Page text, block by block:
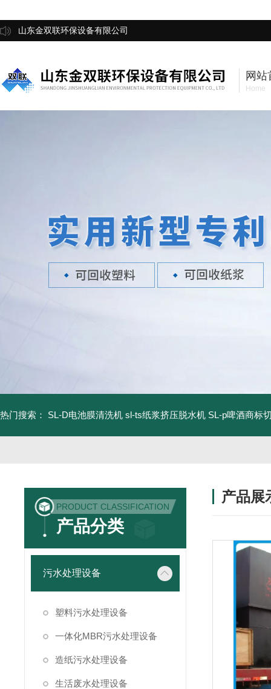
山东金双联环保设备有限公司
网站
Home
热门搜索： SL-D电池膜清洗机 sl-ts纸浆挤压脱水机 SL-p啤酒商标
PRODUCT CLASSIFICATION
产品分类
污水处理设备
塑料污水处理设备
一体化MBR污水处理设备
造纸污水处理设备
生活废水处理设备
产品展